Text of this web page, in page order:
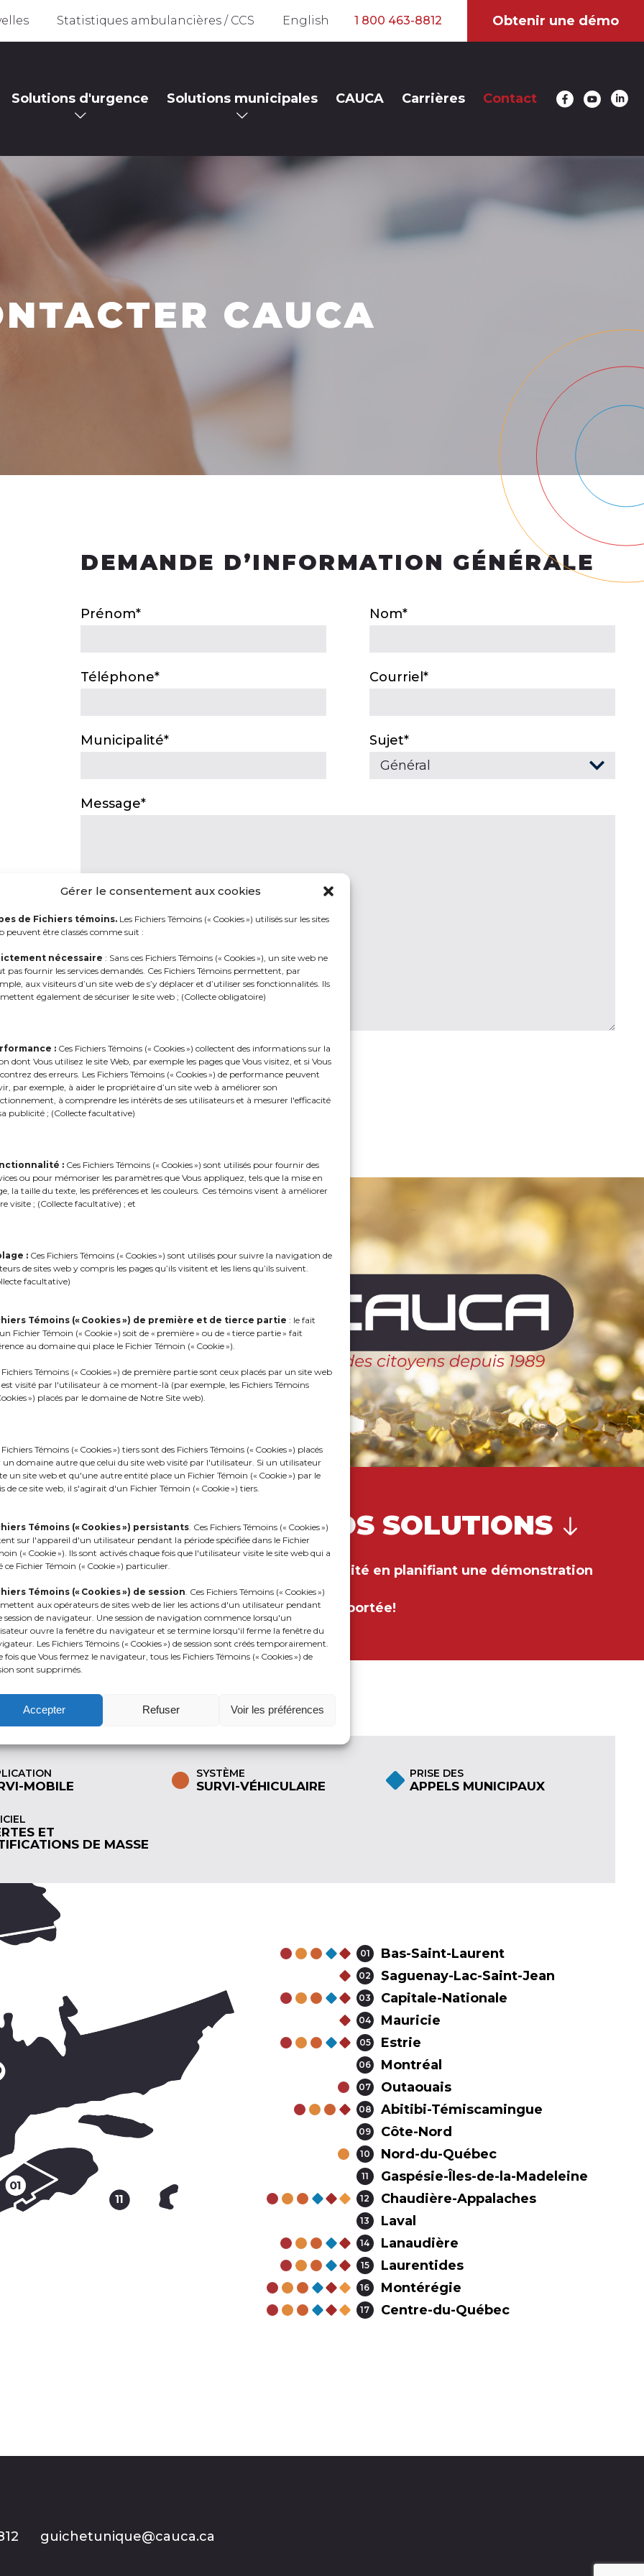
Gérer le consentement aux cookies
de Fichiers témoins. Les Fichiers Témoins (« Cookies ») utilisés sur les sites
peuvent être classés comme suit :
nécessaire : Sans ces Fichiers Témoins (« Cookies »), un site web ne
pas fournir les services demandés. Ces Fichiers Témoins permettent, par
aux visiteurs d’un site web de s’y déplacer et d’utiliser ses fonctionnalités. Ils
également de sécuriser le site web ; (Collecte obligatoire)
: Ces Fichiers Témoins (« Cookies ») collectent des informations sur la
dont Vous utilisez le site Web, par exemple les pages que Vous visitez, et si Vous
des erreurs. Les Fichiers Témoins (« Cookies ») de performance peuvent
par exemple, à aider le propriétaire d’un site web à améliorer son
à comprendre les intérêts de ses utilisateurs et à mesurer l'efficacité
publicité ; (Collecte facultative)
: Ces Fichiers Témoins (« Cookies ») sont utilisés pour fournir des
ou pour mémoriser les paramètres que Vous appliquez, tels que la mise en
la taille du texte, les préférences et les couleurs. Ces témoins visent à améliorer
visite ; (Collecte facultative) ; et
: Ces Fichiers Témoins (« Cookies ») sont utilisés pour suivre la navigation de
de sites web y compris les pages qu’ils visitent et les liens qu’ils suivent.
facultative)
Témoins (« Cookies ») de première et de tierce partie : le fait
Fichier Témoin (« Cookie ») soit de « première » ou de « tierce partie » fait
au domaine qui place le Fichier Témoin (« Cookie »).
Fichiers Témoins (« Cookies ») de première partie sont ceux placés par un site web
visité par l'utilisateur à ce moment-là (par exemple, les Fichiers Témoins
») placés par le domaine de Notre Site web).
Fichiers Témoins (« Cookies ») tiers sont des Fichiers Témoins (« Cookies ») placés
un domaine autre que celui du site web visité par l'utilisateur. Si un utilisateur
un site web et qu'une autre entité place un Fichier Témoin (« Cookie ») par le
de ce site web, il s'agirait d'un Fichier Témoin (« Cookie ») tiers.
Témoins (« Cookies ») persistants . Ces Fichiers Témoins (« Cookies »)
sur l'appareil d'un utilisateur pendant la période spécifiée dans le Fichier
(« Cookie »). Ils sont activés chaque fois que l'utilisateur visite le site web qui a
ce Fichier Témoin (« Cookie ») particulier.
Témoins (« Cookies ») de session . Ces Fichiers Témoins (« Cookies »)
aux opérateurs de sites web de lier les actions d'un utilisateur pendant
session de navigateur. Une session de navigation commence lorsqu'un
ouvre la fenêtre du navigateur et se termine lorsqu'il ferme la fenêtre du
Les Fichiers Témoins (« Cookies ») de session sont créés temporairement.
fois que Vous fermez le navigateur, tous les Fichiers Témoins (« Cookies ») de
sont supprimés.
Accepter Refuser Voir les préférences
Statistiques ambulancières / CCS English 1 800 463-8812 Obtenir une démo
Solutions d'urgence Solutions municipales CAUCA Carrières Contact
CAUCA
DEMANDE D’INFORMATION GÉNÉRALE
Prénom* Nom*
Téléphone* Courriel*
Municipalité* Sujet*
Message*
*Les champs munis d’un astérisque sont obligatoires.
Envoyer
DE NOS SOLUTIONS
et services peuvent s'adapter à votre municipalité en planifiant une démonstration
avec nous.
aux citoyens simple, rapide et efficace est à votre portée!
Nom*
Courriel*
MOBILE
SYSTÈME
SURVI-VÉHICULAIRE
PRISE DES
APPELS MUNICIPAUX
ET
DE MASSE
01 Bas-Saint-Laurent
02 Saguenay-Lac-Saint-Jean
03 Capitale-Nationale
04 Mauricie
05 Estrie
06 Montréal
07 Outaouais
08 Abitibi-Témiscamingue
09 Côte-Nord
10 Nord-du-Québec
11 Gaspésie-Îles-de-la-Madeleine
12 Chaudière-Appalaches
13 Laval
14 Lanaudière
15 Laurentides
16 Montérégie
17 Centre-du-Québec
guichetunique@cauca.ca